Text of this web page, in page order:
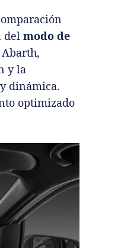
del modo de
y la
dinámica.
optimizado